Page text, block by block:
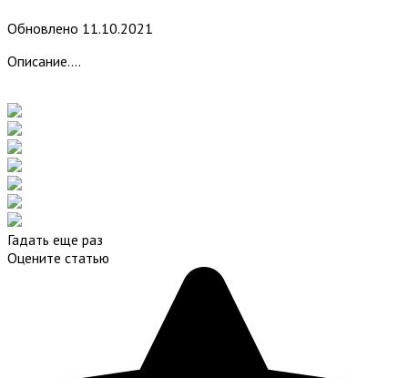
Обновлено 11.10.2021
Описание….
Гадать еще раз
Оцените статью